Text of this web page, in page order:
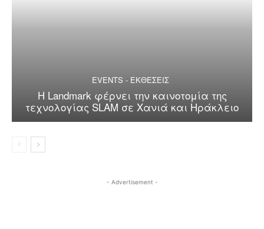
EVENTS - ΕΚΘΕΣΕΙΣ
Η Landmark φέρνει την καινοτομία της
τεχνολογίας SLAM σε Χανιά και Ηράκλειο
- Advertisement -